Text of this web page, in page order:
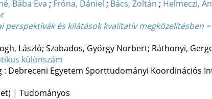
Bába Éva ; Fróna, Dániel ; Bács, Zoltán ; Helmeczi,
perspektívák és kilátások kvalitatív
László; Szabados, György Norbert; Ráthonyi,
különszám
: Debreceni Egyetem Sporttudományi Koordinációs
| Tudományos